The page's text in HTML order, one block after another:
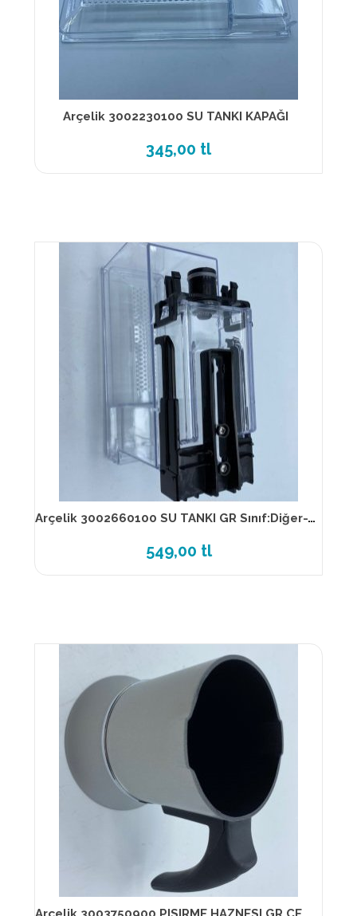
Arçelik 3002230100 SU TANKI KAPAĞI
345,00 tl
Arçelik 3002660100 SU TANKI GR Sınıf:Diğer-Tkm
549,00 tl